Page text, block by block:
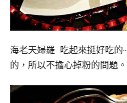
海老天婦羅 吃起來挺好吃的
的，所以不擔心掉粉的問題。